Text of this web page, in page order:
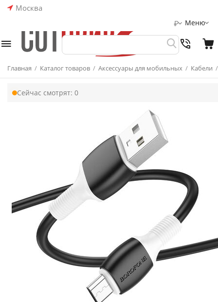
Москва
Меню
₽
Главная / Каталог товаров / Аксессуары для мобильных / Кабели /
Сейчас смотрят: 0